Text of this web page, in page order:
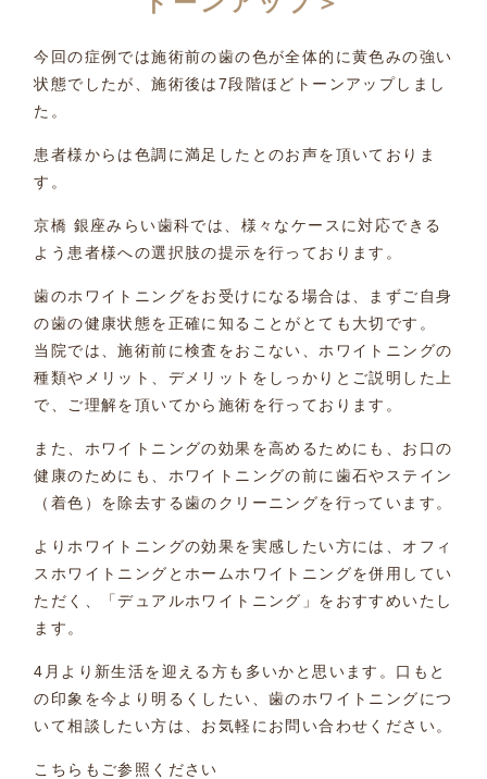
今回の症例では施術前の歯の色が全体的に黄色みの強い
状態でしたが、施術後は7段階ほどトーンアップしまし
た。
患者様からは色調に満足したとのお声を頂いておりま
す。
京橋 銀座みらい歯科では、様々なケースに対応できる
よう患者様への選択肢の提示を行っております。
歯のホワイトニングをお受けになる場合は、まずご自身
の歯の健康状態を正確に知ることがとても大切です。
当院では、施術前に検査をおこない、ホワイトニングの
種類やメリット、デメリットをしっかりとご説明した上
で、ご理解を頂いてから施術を行っております。
また、ホワイトニングの効果を高めるためにも、お口の
健康のためにも、ホワイトニングの前に歯石やステイン
（着色）を除去する歯のクリーニングを行っています。
よりホワイトニングの効果を実感したい方には、オフィ
スホワイトニングとホームホワイトニングを併用してい
ただく、「デュアルホワイトニング」をおすすめいたし
ます。
4月より新生活を迎える方も多いかと思います。口もと
の印象を今より明るくしたい、歯のホワイトニングにつ
いて相談したい方は、お気軽にお問い合わせください。
こちらもご参照ください